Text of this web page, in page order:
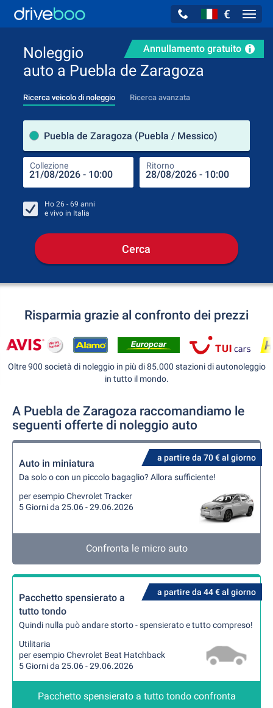
€
Annullamento gratuito
Noleggio
auto a Puebla de Zaragoza
Ricerca veicolo di noleggio Ricerca avanzata
Puebla de Zaragoza (Puebla / Messico)
Collezione Ritorno
Ho 26 - 69 anni
e vivo in Italia
Cerca
Risparmia grazie al confronto dei prezzi
Oltre 900 società di noleggio in più di 85.000 stazioni di autonoleggio
in tutto il mondo.
A Puebla de Zaragoza raccomandiamo le
seguenti offerte di noleggio auto
a partire da 70 € al giorno
Auto in miniatura
Da solo o con un piccolo bagaglio? Allora sufficiente!
per esempio Chevrolet Tracker
5 Giorni da 25.06 - 29.06.2026
Confronta le micro auto
a partire da 44 € al giorno
Pacchetto spensierato a
tutto tondo
Quindi nulla può andare storto - spensierato e tutto compreso!
Utilitaria
per esempio Chevrolet Beat Hatchback
5 Giorni da 25.06 - 29.06.2026
Pacchetto spensierato a tutto tondo confronta